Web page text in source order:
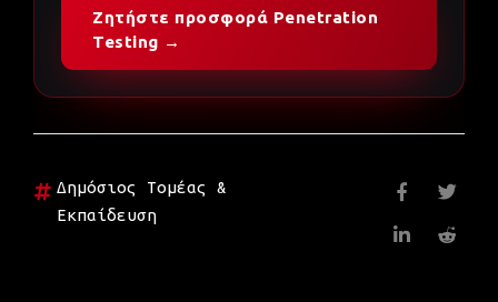
Ζητήστε προσφορά Penetration
Testing →
Δημόσιος Τομέας &
Εκπαίδευση